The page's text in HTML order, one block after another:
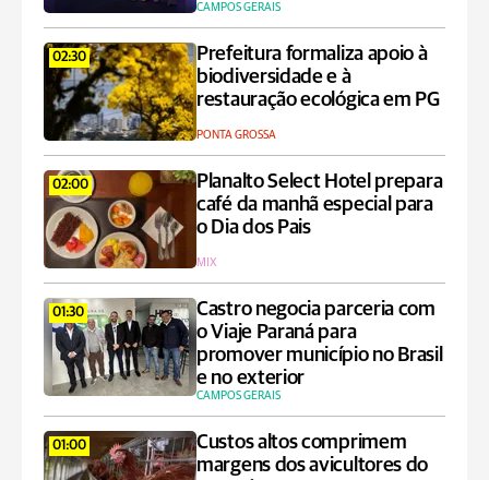
CAMPOS GERAIS
02:30
Prefeitura formaliza apoio à
biodiversidade e à
restauração ecológica em PG
PONTA GROSSA
02:00
Planalto Select Hotel prepara
café da manhã especial para
o Dia dos Pais
MIX
01:30
Castro negocia parceria com
o Viaje Paraná para
promover município no Brasil
e no exterior
CAMPOS GERAIS
01:00
Custos altos comprimem
margens dos avicultores do